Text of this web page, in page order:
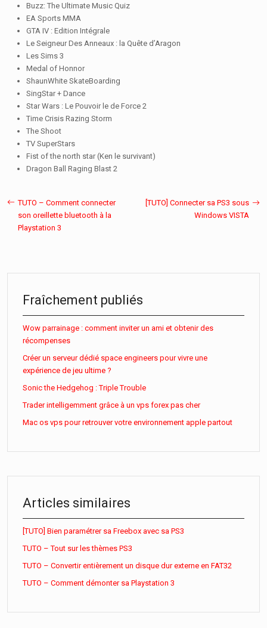
Buzz: The Ultimate Music Quiz
EA Sports MMA
GTA IV : Edition Intégrale
Le Seigneur Des Anneaux : la Quête d’Aragon
Les Sims 3
Medal of Honnor
ShaunWhite SkateBoarding
SingStar + Dance
Star Wars : Le Pouvoir le de Force 2
Time Crisis Razing Storm
The Shoot
TV SuperStars
Fist of the north star (Ken le survivant)
Dragon Ball Raging Blast 2
TUTO – Comment connecter
son oreillette bluetooth à la
Playstation 3
[TUTO] Connecter sa PS3 sous
Windows VISTA
Fraîchement publiés
Wow parrainage : comment inviter un ami et obtenir des
récompenses
Créer un serveur dédié space engineers pour vivre une
expérience de jeu ultime ?
Sonic the Hedgehog : Triple Trouble
Trader intelligemment grâce à un vps forex pas cher
Mac os vps pour retrouver votre environnement apple partout
Articles similaires
[TUTO] Bien paramétrer sa Freebox avec sa PS3
TUTO – Tout sur les thèmes PS3
TUTO – Convertir entièrement un disque dur externe en FAT32
TUTO – Comment démonter sa Playstation 3